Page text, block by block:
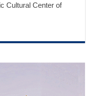
Cultural Center of